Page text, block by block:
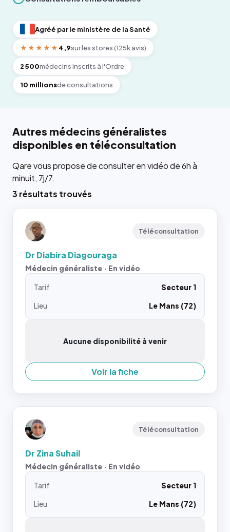
Agréé par le ministère de la Santé
★★★★★ 4,9sur les stores (125k avis)
2 500médecins inscrits à l'Ordre
10 millionsde consultations
Autres médecins généralistes
disponibles en téléconsultation
Qare vous propose de consulter en vidéo de 6h à
minuit, 7j/7.
3 résultats trouvés
Téléconsultation
Dr Diabira Diagouraga
Médecin généraliste · En vidéo
Tarif
Secteur 1
Lieu
Le Mans (72)
Aucune disponibilité à venir
Voir la fiche
Téléconsultation
Dr Zina Suhail
Médecin généraliste · En vidéo
Tarif
Secteur 1
Lieu
Le Mans (72)